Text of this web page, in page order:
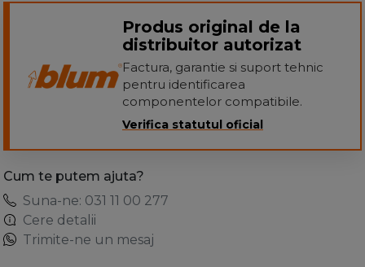
Produs original de la
distribuitor autorizat
Factura, garantie si suport tehnic
pentru identificarea
componentelor compatibile.
Verifica statutul oficial
Cum te putem ajuta?
Suna-ne: 031 11 00 277
Cere detalii
Trimite-ne un mesaj